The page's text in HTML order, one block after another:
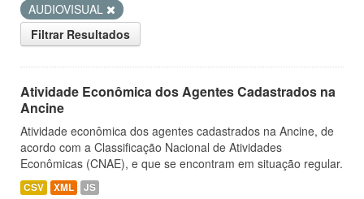
AUDIOVISUAL
Filtrar Resultados
Atividade Econômica dos Agentes Cadastrados na
Ancine
Atividade econômica dos agentes cadastrados na Ancine, de
acordo com a Classificação Nacional de Atividades
Econômicas (CNAE), e que se encontram em situação regular.
CSV XML JS